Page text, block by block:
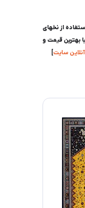
این فرشها با تراکم حدود ۲۱۰۰، در برابر سایش مقاوم بوده و با استفاده از نخهای
میشوند. تنوع طرح در این محصولات بسیار بالاست و شما میتوانید از طرحهای سنتی و کلاسیک گرفته تا نقشه های مدرن و بهروز را در میان آنها بیابید. برای خرید فرش 500 شانه با بهترین قیمت و
سایت]